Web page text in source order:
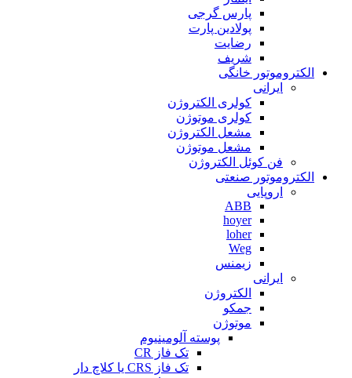
پارس گرجی
پولادین پارت
رضایت
شریف
الکتروموتور خانگی
ایرانی
کولری الکتروژن
کولری موتوژن
مشعل الکتروژن
مشعل موتوژن
فن کوئل الکتروژن
الکتروموتور صنعتی
اروپایی
ABB
hoyer
loher
Weg
زیمنس
ایرانی
الکتروژن
جمکو
موتوژن
پوسته آلومینیوم
تک فاز CR
تک فاز CRS یا کلاچ دار